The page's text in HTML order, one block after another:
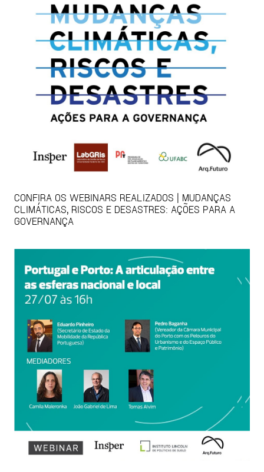
CONFIRA OS WEBINARS REALIZADOS | MUDANÇAS
CLIMÁTICAS, RISCOS E DESASTRES: AÇÕES PARA A
GOVERNANÇA